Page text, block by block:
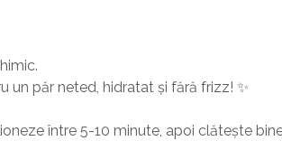
un păr neted, hidratat și fără frizz! ✨
între 5-10 minute, apoi clătește